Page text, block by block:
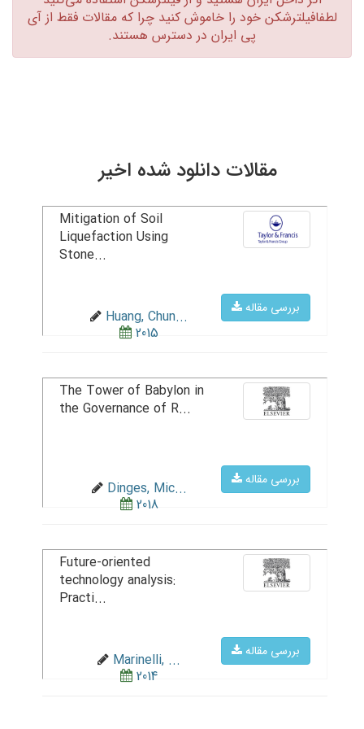
لطفافیلترشکن خود را خاموش کنید چرا که مقالات فقط از آی
پی ایران در دسترس هستند.‏
مقالات دانلود شده اخیر
بررسی مقاله
Mitigation of Soil
Liquefaction Using
Stone...
Huang, Chun...
2015
بررسی مقاله
The Tower of Babylon in
the Governance of R...
Dinges, Mic...
2018
بررسی مقاله
Future-oriented
technology analysis:
Practi...
Marinelli, ...
2014